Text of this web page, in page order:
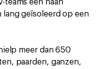
teams een haan
lang geïsoleerd op een
meer dan 650
paarden, ganzen,